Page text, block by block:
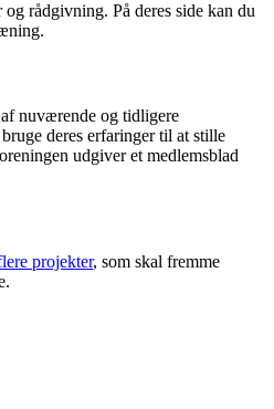
rådgivning. På deres side kan du
nuværende og tidligere
deres erfaringer til at stille
udgiver et medlemsblad
projekter, som skal fremme